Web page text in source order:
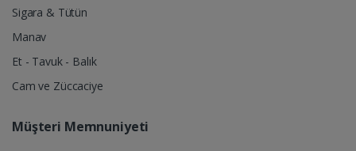
Sigara & Tütün
Manav
Et - Tavuk - Balık
Cam ve Züccaciye
Müşteri Memnuniyeti